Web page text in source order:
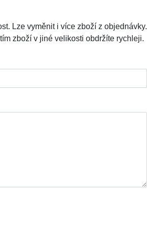
Lze vyměnit i více zboží z objednávky.
zboží v jiné velikosti obdržíte rychleji.